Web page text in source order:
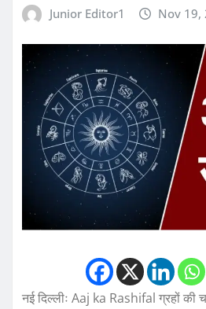
Junior Editor1 Nov 19,
नई दिल्लीः Aaj ka Rashifal ग्रहों